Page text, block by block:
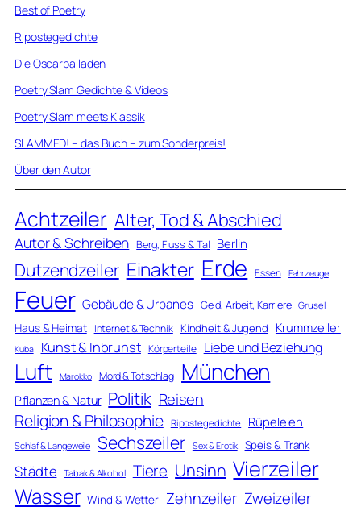
Best of Poetry
Ripostegedichte
Die Oscarballaden
Poetry Slam Gedichte & Videos
Poetry Slam meets Klassik
SLAMMED! – das Buch – zum Sonderpreis!
Über den Autor
Achtzeiler Alter, Tod & Abschied
Autor & Schreiben Berg, Fluss & Tal Berlin
Dutzendzeiler Einakter Erde Essen Fahrzeuge
Feuer Gebäude & Urbanes Geld, Arbeit, Karriere Grusel
Haus & Heimat Internet & Technik Kindheit & Jugend Krummzeiler
Kuba Kunst & Inbrunst Körperteile Liebe und Beziehung
Luft Marokko Mord & Totschlag München
Pflanzen & Natur Politik Reisen
Religion & Philosophie Ripostegedichte Rüpeleien
Schlaf & Langeweile Sechszeiler Sex & Erotik Speis & Trank
Städte Tabak & Alkohol Tiere Unsinn Vierzeiler
Wasser Wind & Wetter Zehnzeiler Zweizeiler